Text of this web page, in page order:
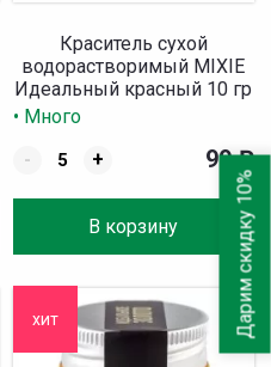
Краситель сухой
водорастворимый MIXIE
Идеальный красный 10 гр
• Много
-
+
В корзину
99₽
хит Дарим скидку 10%